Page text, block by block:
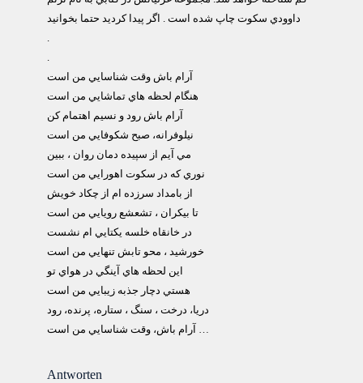
داوودي سكوت چاپ شده است . اگر پيدا كرديد حتما بخوانيد
.
.
آرام باش وقت شناسايي من است
هنگام لحظه هاي تماشايي من است
آرام باش رود و نسيم اهتمام كن
نيلوفرانه، صبح شكوفايي من است
مي آيم از سپيده دمان روان ، ببين
نوري كه در سكوت اهورايي من است
از بامداد سرزده ام از چكاد خويش
تا بيكران ، تشعشع رويايي من است
در خانقاه خلسه يكتايي ام نشست
خورشيد ، محو تابش تنهايي من است
اين لحظه هاي آينگي در هواي تو
هستي دچار جذبه زيبايي من است
دريا، درخت ، سنگ ، ستاره، پرنده، رود
آرام باش، وقت شناسايي من است …
Antworten